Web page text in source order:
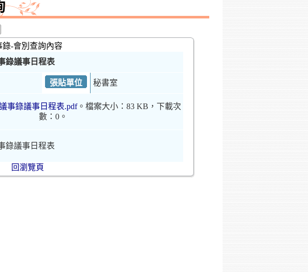
錄-會別查詢內容
錄議事日程表
張貼單位 秘書室
事錄議事日程表.pdf。檔案大小：83 KB，下載次
數：0。
錄議事日程表
回瀏覽頁